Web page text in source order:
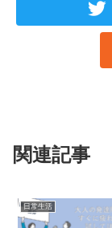
関連記事
日常生活